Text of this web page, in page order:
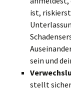
ist,
sein und
stellt